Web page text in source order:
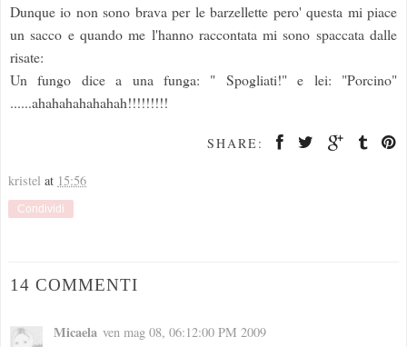
Dunque io non sono brava per le barzellette pero' questa mi piace
un sacco e quando me l'hanno raccontata mi sono spaccata dalle
risate:
Un fungo dice a una funga: " Spogliati!" e lei: "Porcino"
......ahahahahahahah!!!!!!!!!
SHARE:
kristel at 15:56
Condividi
14 COMMENTI
Micaela ven mag 08, 06:12:00 PM 2009